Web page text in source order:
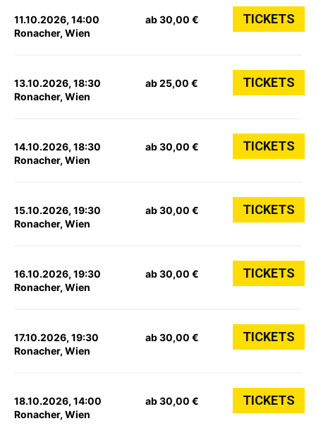
11.10.2026, 14:00
Ronacher, Wien
ab 30,00 € TICKETS
13.10.2026, 18:30
Ronacher, Wien
ab 25,00 € TICKETS
14.10.2026, 18:30
Ronacher, Wien
ab 30,00 € TICKETS
15.10.2026, 19:30
Ronacher, Wien
ab 30,00 € TICKETS
16.10.2026, 19:30
Ronacher, Wien
ab 30,00 € TICKETS
17.10.2026, 19:30
Ronacher, Wien
ab 30,00 € TICKETS
18.10.2026, 14:00
Ronacher, Wien
ab 30,00 € TICKETS